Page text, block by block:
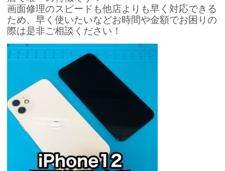
画面修理のスピードも他店よりも早く対応できる
ため、早く使いたいなどお時間や金額でお困りの
際は是非ご相談ください！